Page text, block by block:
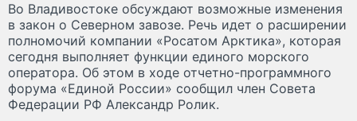
Во Владивостоке обсуждают возможные изменения
в закон о Северном завозе. Речь идет о расширении
полномочий компании «Росатом Арктика», которая
сегодня выполняет функции единого морского
оператора. Об этом в ходе отчетно-программного
форума «Единой России» сообщил член Совета
Федерации РФ Александр Ролик.